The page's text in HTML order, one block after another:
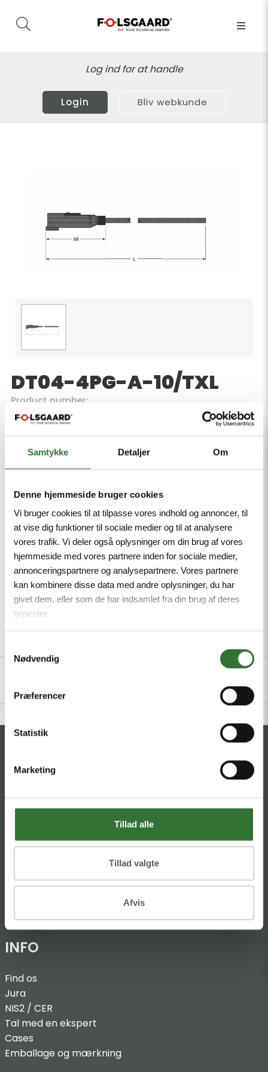
Samtykke Detaljer Om
Denne hjemmeside bruger cookies
Vi bruger cookies til at tilpasse vores indhold og annoncer, til
at vise dig funktioner til sociale medier og til at analysere
vores trafik. Vi deler også oplysninger om din brug af vores
hjemmeside med vores partnere inden for sociale medier,
annonceringspartnere og analysepartnere. Vores partnere
kan kombinere disse data med andre oplysninger, du har
givet dem, eller som de har indsamlet fra din brug af deres
tjenester.
Nødvendig
Præferencer
Statistik
Marketing
Tillad alle
Tillad valgte
Afvis
Log ind for at handle
Login Bliv webkunde
DT04-4PG-A-10/TXL
Product number:
Deutsch Connector, Connection Cable, Deutsch
connector DT04, straight, 4-pin, With M12 × 1 thread
for thermowell, Jacket material: TPE-U (PUR),
Jacket color: black, similar to RAL 9005, Qualified for
20549, Halogen-free acc. DIN VDE 0472 part 815,
Approval: cULus, RoHS-compliant, Protection
classes IP67/IP69K, Cable length 10 m
Mindste ordreantal: 1
Theilgaards Torv 1
DK-4600 Køge
Ellemosen 4
T:+45 4320 8600
denmark@folsgaard.com
INFO
Find os
Jura
NIS2 / CER
Tal med en ekspert
Cases
Emballage og mærkning